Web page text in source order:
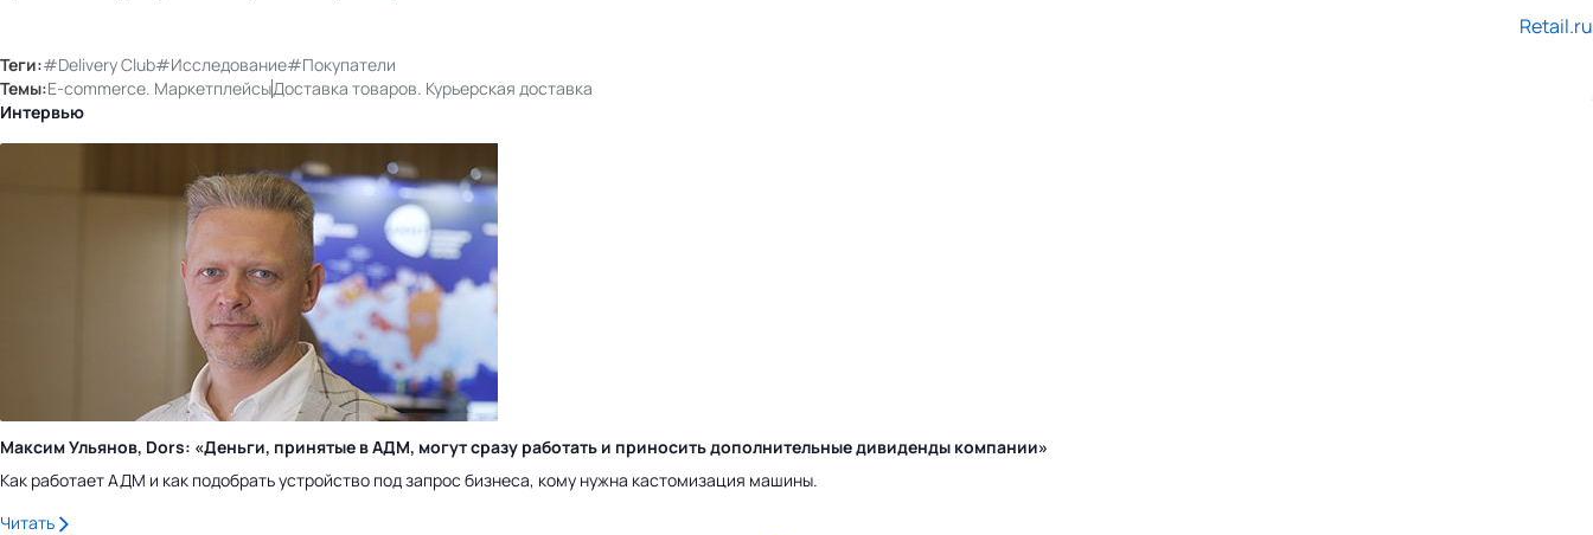
Retail.ru
Теги:#Delivery Club#Исследование#Покупатели
Темы:E-commerce. МаркетплейсыДоставка товаров. Курьерская доставка
Интервью
Максим Ульянов, Dors: «Деньги, принятые в АДМ, могут сразу работать и приносить дополнительные дивиденды компании»
Как работает АДМ и как подобрать устройство под запрос бизнеса, кому нужна кастомизация машины.
Читать